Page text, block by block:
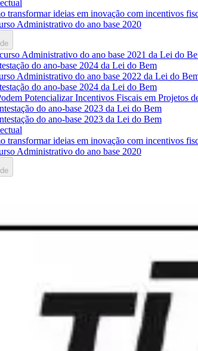
transformar ideias em inovação com incentivos
Administrativo do ano base 2020
Administrativo do ano base 2021 da Lei do
do ano-base 2024 da Lei do Bem
Administrativo do ano base 2022 da Lei do
do ano-base 2024 da Lei do Bem
Potencializar Incentivos Fiscais em Projetos
do ano-base 2023 da Lei do Bem
do ano-base 2023 da Lei do Bem
transformar ideias em inovação com incentivos
Administrativo do ano base 2020